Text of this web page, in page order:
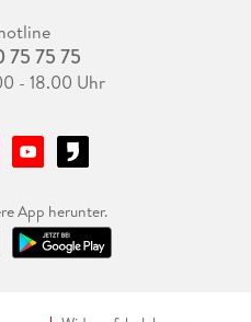
75 75 75
- 18.00 Uhr
App herunter.